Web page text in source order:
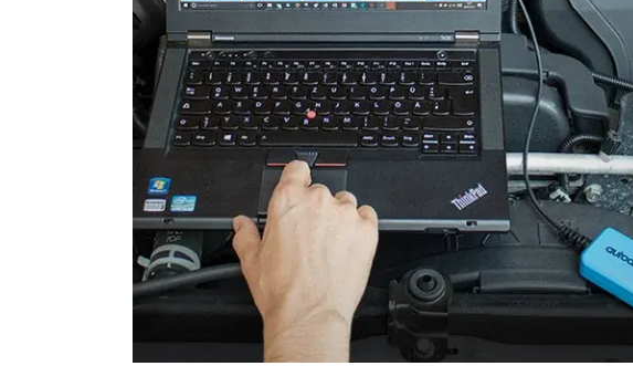
Türsteuergerät vorne links
Türsteuergerät vorne rechts
Wegfahrsperre
Zentralelektronik
Zentralelektronik 2
Zentralmodul Komfort
Verfügbarkeit